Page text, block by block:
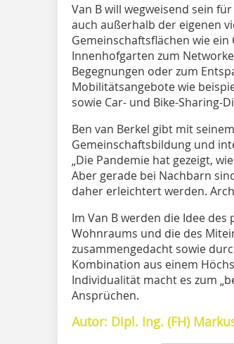
Van B will wegweisend sein
auch außerhalb der eigenen
Gemeinschaftsflächen wie
Innenhofgarten zum
Begegnungen oder zum
Mobilitätsangebote wie
sowie Car- und Bike-Sharing-
Ben van Berkel gibt mit
Gemeinschaftsbildung und
„Die Pandemie hat gezeigt,
Aber gerade bei Nachbarn
daher erleichtert werden.
Im Van B werden die Idee
Wohnraums und die des
zusammengedacht sowie
Kombination aus einem
Individualität macht es zum
Ansprüchen.
Autor: Dipl. Ing. (FH)